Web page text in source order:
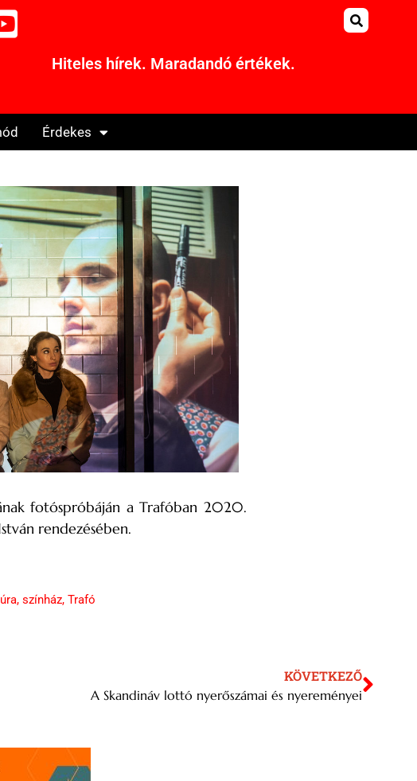
Hiteles hírek. Maradandó értékek.
Érdekes
fotóspróbáján a Trafóban 2020.
rendezésében.
, színház, Trafó
KÖVETKEZŐ
A Skandináv lottó nyerőszámai és nyereményei